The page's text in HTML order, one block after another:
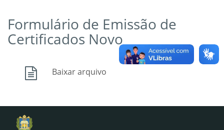
Formulário de Emissão de
Certificados Novo
Baixar arquivo